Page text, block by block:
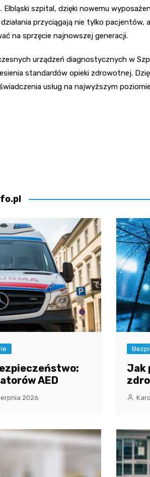
szpital, dzięki nowemu
przyciągają nie tylko
na sprzęcie najnowszej generacji.
urządzeń diagnostycznych w
standardów opieki zdrowotnej.
usług na najwyższym
AED
2026
Jak